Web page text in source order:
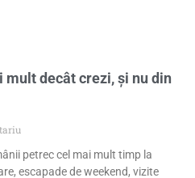
mult decât crezi, și nu din
petrec cel mai mult timp la
escapade de weekend, vizite